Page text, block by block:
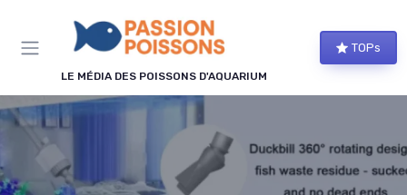
LE MÉDIA DES POISSONS D'AQUARIUM
TOPs